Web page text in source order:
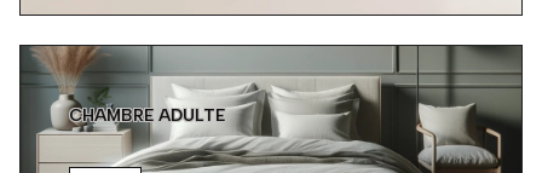
CHAMBRE ADULTE